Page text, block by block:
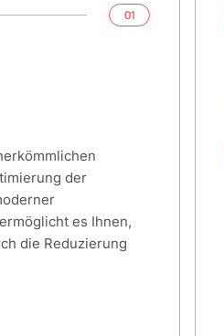
01
der
es Ihnen,
die Reduzierung